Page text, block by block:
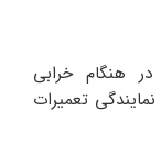
هنگام خرابی
نمایندگی تعمیرات